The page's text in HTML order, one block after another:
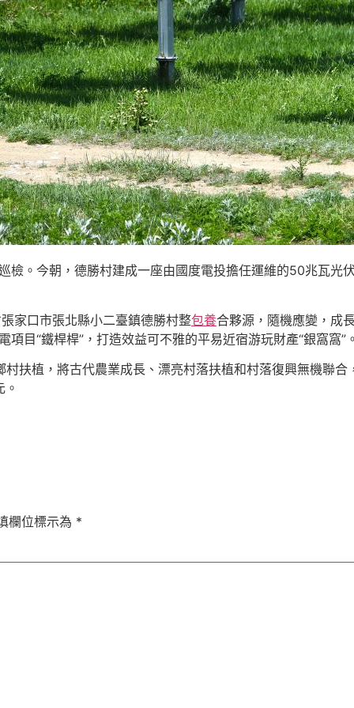
檢。今朝，德勝村建成一座由國度電投擔任運維的50兆瓦
家口市張北縣小二臺鎮德勝村整包養合夥源，隨機應變，成
項目“鐵桿桿”，打造效益可不雅的平易近宿游玩財產“銀窩窩”
扶植，將古代農業成長、漂亮村落扶植和村落復興無機聯
欄位標示為 *